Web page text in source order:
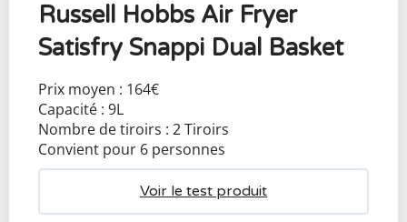
Russell Hobbs Air Fryer
Satisfry Snappi Dual Basket
Prix moyen : 164€
Capacité : 9L
Nombre de tiroirs : 2 Tiroirs
Convient pour 6 personnes
Voir le test produit